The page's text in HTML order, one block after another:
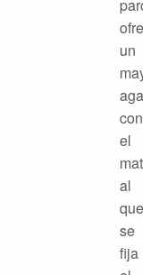
un
con
el
al
que
se
fija